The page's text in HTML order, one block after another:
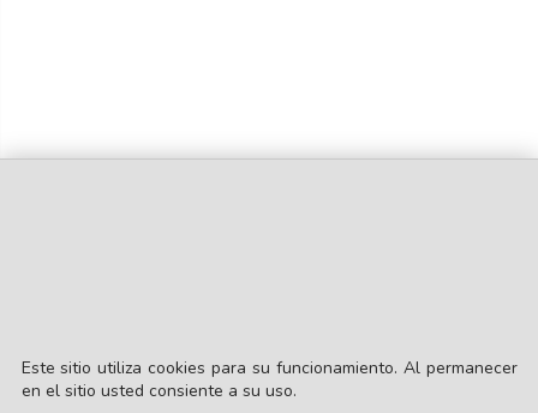
Este sitio utiliza cookies para su funcionamiento. Al permanecer
en el sitio usted consiente a su uso.